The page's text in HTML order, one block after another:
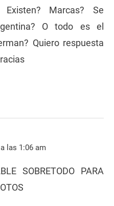
Existen? Marcas? Se
O todo es el
Quiero respuesta
las 1:06 am
SOBRETODO PARA